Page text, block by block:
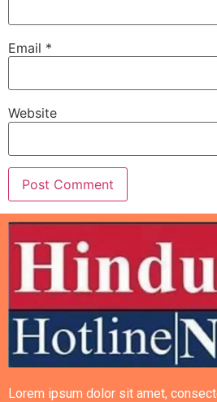
Email *
Website
Lorem ipsum dolor sit amet,